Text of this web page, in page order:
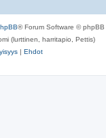
® Forum Software © phpBB
(lurttinen, harritapio, Pettis)
| Ehdot